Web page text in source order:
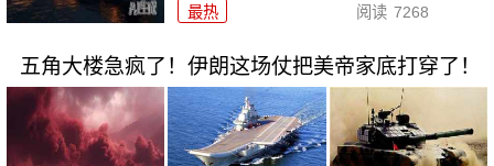
最热 阅读 7268
五角大楼急疯了！伊朗这场仗把美帝家底打穿了！